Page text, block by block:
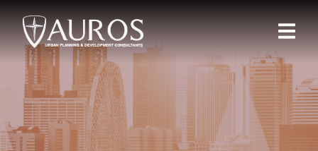
INVESTOR NEWS